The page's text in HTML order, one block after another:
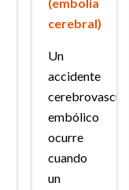
cerebral)
Un
accidente
cerebrovascular
embólico
ocurre
cuando
un